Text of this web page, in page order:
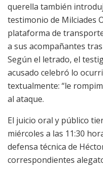
querella también
testimonio de Milciades
plataforma de
a sus acompañantes
Según el letrado, el
acusado celebró lo
textualmente: “le
al ataque.
El juicio oral y público
miércoles a las 11:30
defensa técnica de
correspondientes